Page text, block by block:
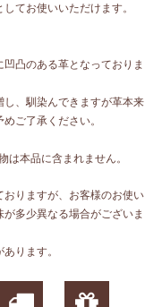
てお使いいただけます。
凸のある革となっておりま
し、馴染んできますが革本来
ご了承ください。
は本品に含まれません。
りますが、お客様のお使い
多少異なる場合がございま
ります。